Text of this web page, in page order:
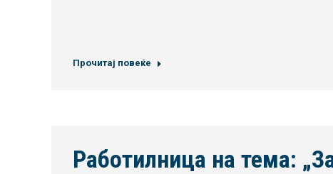
Прочитај повеќе
Работилница на тема: